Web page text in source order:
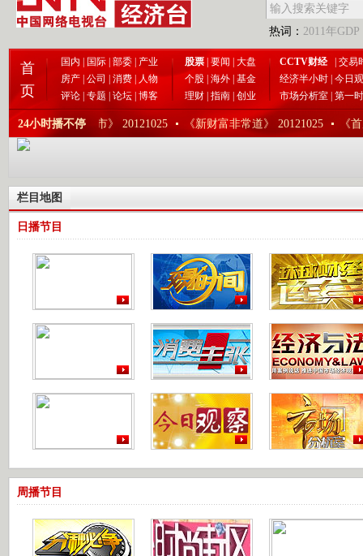
热词： 2011年GDP
首
页
国内 | 国际 | 部委 | 产业
房产 | 公司 | 消费 | 人物
评论 | 专题 | 论坛 | 博客
股票 | 要闻 | 大盘
个股 | 海外 | 基金
理财 | 指南 | 创业
CCTV财经 | 交易
经济半小时 | 今日
市场分析室 | 第一
24小时播不停
《今日股市》 20121025 《新财富非常道》 20121025 《首
栏目地图
日播节目
周播节目